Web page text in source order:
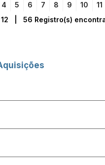
4 5 6 7 8 9 10 11
12 | 56 Registro(s)